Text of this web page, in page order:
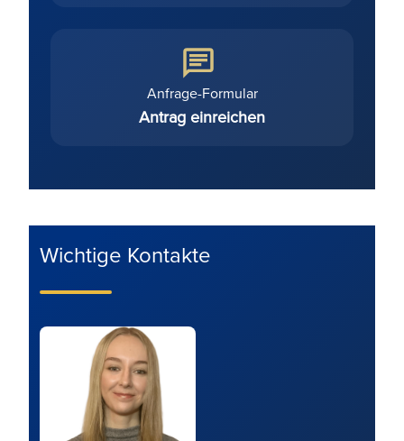
Anfrage-Formular
Antrag einreichen
Wichtige Kontakte